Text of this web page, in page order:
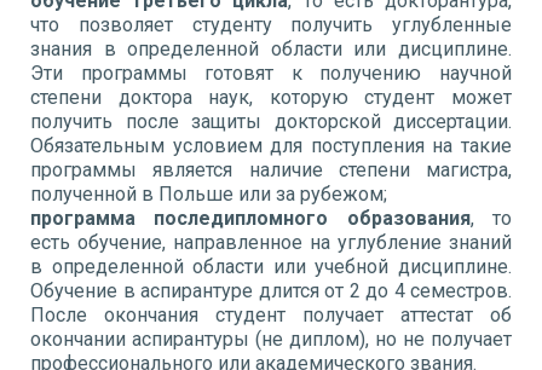
что позволяет студенту получить углубленные
знания в определенной области или дисциплине.
Эти программы готовят к получению научной
степени доктора наук, которую студент может
получить после защиты докторской диссертации.
Обязательным условием для поступления на такие
программы является наличие степени магистра,
полученной в Польше или за рубежом;
программа последипломного образования, то
есть обучение, направленное на углубление знаний
в определенной области или учебной дисциплине.
Обучение в аспирантуре длится от 2 до 4 семестров.
После окончания студент получает аттестат об
окончании аспирантуры (не диплом), но не получает
профессионального или академического звания.